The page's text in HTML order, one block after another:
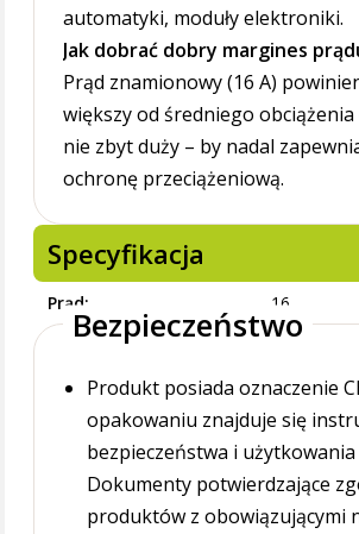
automatyki, moduły elektroniki.
Jak dobrać dobry margines
Prąd znamionowy (16 A)
większy od średniego
nie zbyt duży – by nadal
ochronę przeciążeniową.
Specyfikacja
Prąd 16
Bezpieczeństwo
Produkt posiada oznaczenie
opakowaniu znajduje się
bezpieczeństwa i
Dokumenty potwierdzające
produktów z obowiązującymi